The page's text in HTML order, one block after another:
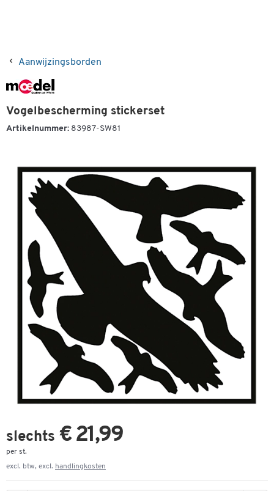
Aanwijzingsborden
Vogelbescherming stickerset
Artikelnummer: 83987-SW81
slechts € 21,99
per st.
excl. btw, excl. handlingkosten